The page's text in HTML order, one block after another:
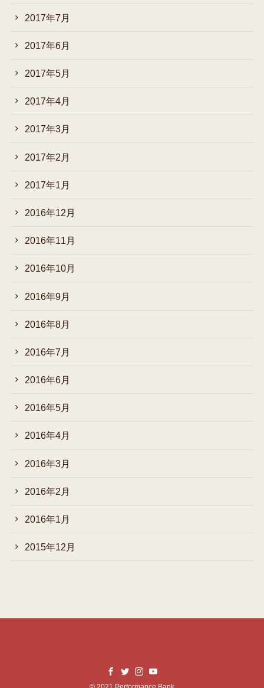
2017年7月
2017年6月
2017年5月
2017年4月
2017年3月
2017年2月
2017年1月
2016年12月
2016年11月
2016年10月
2016年9月
2016年8月
2016年7月
2016年6月
2016年5月
2016年4月
2016年3月
2016年2月
2016年1月
2015年12月